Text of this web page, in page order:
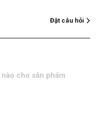
Đặt câu hỏi
cho sản phẩm